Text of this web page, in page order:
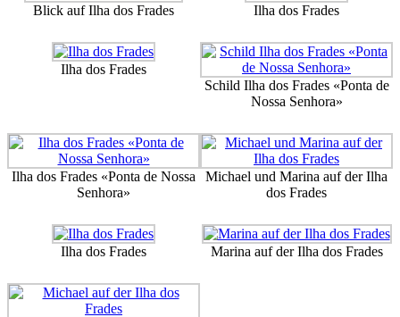
Blick auf Ilha dos Frades Ilha dos Frades
Ilha dos Frades
Schild Ilha dos Frades «Ponta de
Nossa Senhora»
Ilha dos Frades «Ponta de Nossa
Senhora»
Michael und Marina auf der Ilha
dos Frades
Ilha dos Frades Marina auf der Ilha dos Frades